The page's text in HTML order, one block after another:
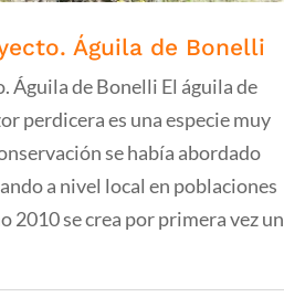
Águila de Bonelli
Águila de Bonelli El águila de
perdicera es una especie muy
se había abordado
a nivel local en poblaciones
2010 se crea por primera vez un